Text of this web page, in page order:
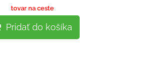
tovar na ceste
Pridať do košíka